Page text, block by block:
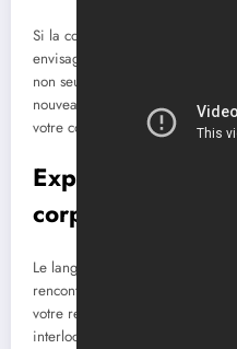
Si la conversation ne parvient
envisagez de changer de sujet.
non seulement aider à rompre
nouveaux intérêts. Prenez le
votre conversation en fonction
Exploiter le
corporel
Le langage corporel peut
rencontre. En étant conscient
votre regard, vous pouvez
interlocuteur.